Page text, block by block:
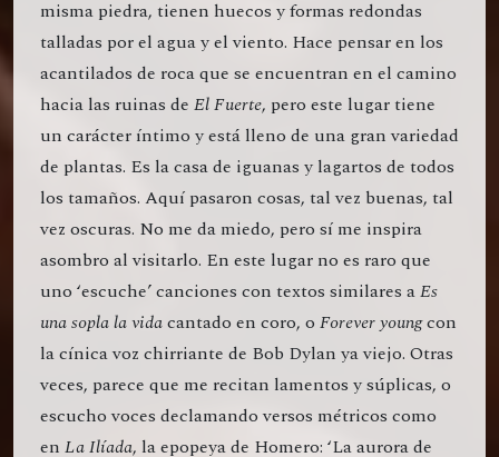
misma piedra, tienen huecos y formas redondas
talladas por el agua y el viento. Hace pensar en los
acantilados de roca que se encuentran en el camino
hacia las ruinas de El Fuerte, pero este lugar tiene
un carácter íntimo y está lleno de una gran variedad
de plantas. Es la casa de iguanas y lagartos de todos
los tamaños. Aquí pasaron cosas, tal vez buenas, tal
vez oscuras. No me da miedo, pero sí me inspira
asombro al visitarlo. En este lugar no es raro que
uno ‘escuche’ canciones con textos similares aEs
una sopla la vidacantado en coro, o Forever youngcon
la cínica voz chirriante de Bob Dylan ya viejo. Otras
veces, parece que me recitan lamentos y súplicas, o
escucho voces declamando versos métricos como
en La Ilíada, la epopeya de Homero: ‘La aurora de